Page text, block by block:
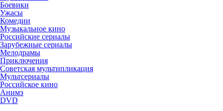
Боевики
Ужасы
Комедии
Музыкальное кино
Российские сериалы
Зарубежные сериалы
Мелодрамы
Приключения
Советская мультипликация
Мультсериалы
Российское кино
Анимэ
DVD